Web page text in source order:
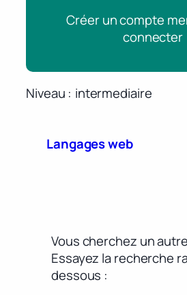
Créer un compte
connecter
Niveau intermediaire
Langages web
Vous cherchez un
Essayez la recherche
dessous :